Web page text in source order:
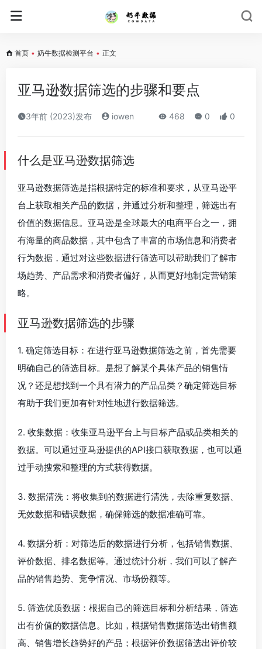
首页 • 奶牛数据检测平台 • 正文
亚马逊数据筛选的步骤和要点
3年前 (2023)发布 iowen 468 0 0
什么是亚马逊数据筛选
亚马逊数据筛选是指根据特定的标准和要求，从亚马逊平
台上获取相关产品的数据，并通过分析和整理，筛选出有
价值的数据信息。亚马逊是全球最大的电商平台之一，拥
有海量的商品数据，其中包含了丰富的市场信息和消费者
行为数据，通过对这些数据进行筛选可以帮助我们了解市
场趋势、产品需求和消费者偏好，从而更好地制定营销策
略。
亚马逊数据筛选的步骤
1. 确定筛选目标：在进行亚马逊数据筛选之前，首先需要
明确自己的筛选目标。是想了解某个具体产品的销售情
况？还是想找到一个具有潜力的产品品类？确定筛选目标
有助于我们更加有针对性地进行数据筛选。
2. 收集数据：收集亚马逊平台上与目标产品或品类相关的
数据。可以通过亚马逊提供的API接口获取数据，也可以通
过手动搜索和整理的方式获得数据。
3. 数据清洗：将收集到的数据进行清洗，去除重复数据、
无效数据和错误数据，确保筛选的数据准确可靠。
4. 数据分析：对筛选后的数据进行分析，包括销售数据、
评价数据、排名数据等。通过统计分析，我们可以了解产
品的销售趋势、竞争情况、市场份额等。
5. 筛选优质数据：根据自己的筛选目标和分析结果，筛选
出有价值的数据信息。比如，根据销售数据筛选出销售额
高、销售增长趋势好的产品；根据评价数据筛选出评价较